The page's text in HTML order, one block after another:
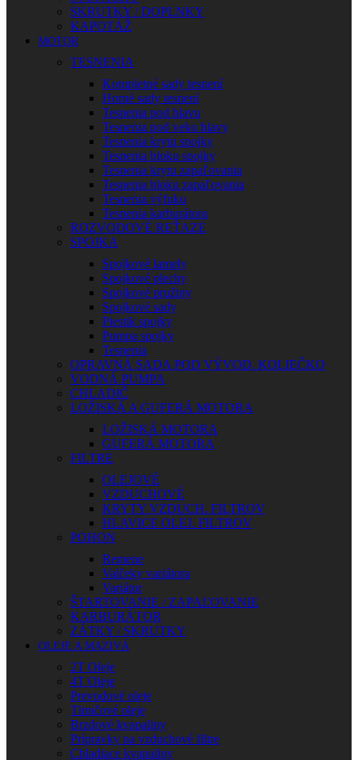
SKRUTKY / DOPLNKY
KAPOTÁŽ
MOTOR
TESNENIA
Kompletné sady tesnení
Horné sady tesnení
Tesnenia pod hlavu
Tesnenia pod veko hlavy
Tesnenia krytu spojky
Tesnenia bloku spojky
Tesnenia krytu zapaľovania
Tesnenia bloku zapaľovania
Tesnenia výfuku
Tesnenia karburátora
ROZVODOVÉ REŤAZE
SPOJKA
Spojkové lamely
Spojkové plechy
Spojkové pružiny
Spojkové sady
Piestik spojky
Pumpa spojky
Tesnenia
OPRAVNÁ SADA POD VÝVOD. KOLIEČKO
VODNÁ PUMPA
CHLADIČ
LOŽISKÁ A GUFERÁ MOTORA
LOŽISKÁ MOTORA
GUFERÁ MOTORA
FILTRE
OLEJOVÉ
VZDUCHOVÉ
KRYTY VZDUCH. FILTROV
HLAVICE OLEJ. FILTROV
POHON
Remene
Valčeky variátora
Variátor
ŠTARTOVANIE / ZAPAĽOVANIE
KARBURÁTOR
ZÁTKY / SKRUTKY
OLEJE A MAZIVÁ
2T Oleje
4T Oleje
Prevodové oleje
Tlmičové oleje
Brzdové kvapaliny
Prípravky na vzduchové filtre
Chladiace kvapaliny